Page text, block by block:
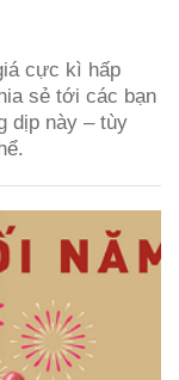
cực kì hấp
sẻ tới các bạn
dịp này – tùy